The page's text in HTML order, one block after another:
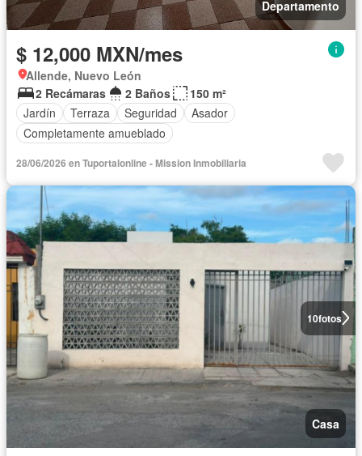
Departamento
$ 12,000 MXN/mes
Allende, Nuevo León
2 Recámaras
2 Baños
150 m²
Jardín
Terraza Seguridad
Asador
Completamente amueblado
28/06/2026 en Tuportalonline - Mission Inmobiliaria
10fotos
Casa